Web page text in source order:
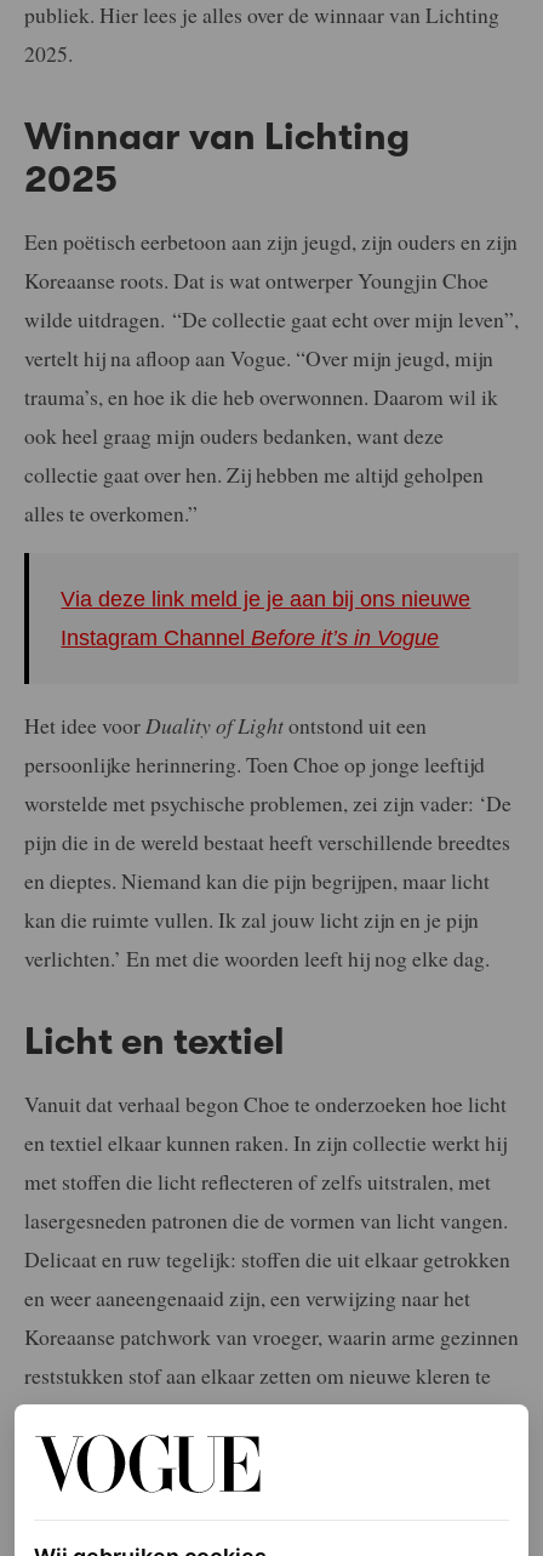
publiek. Hier lees je alles over de winnaar van Lichting
2025.
Winnaar van Lichting
2025
Een poëtisch eerbetoon aan zijn jeugd, zijn ouders en zijn
Koreaanse roots. Dat is wat ontwerper Youngjin Choe
wilde uitdragen. “De collectie gaat echt over mijn leven”,
vertelt hij na afloop aan Vogue. “Over mijn jeugd, mijn
trauma’s, en hoe ik die heb overwonnen. Daarom wil ik
ook heel graag mijn ouders bedanken, want deze
collectie gaat over hen. Zij hebben me altijd geholpen
alles te overkomen.”
Via deze link meld je je aan bij ons nieuwe
Instagram ChannelBefore it’s in Vogue
Het idee voorDuality of Lightontstond uit een
persoonlijke herinnering. Toen Choe op jonge leeftijd
worstelde met psychische problemen, zei zijn vader: ‘De
pijn die in de wereld bestaat heeft verschillende breedtes
en dieptes. Niemand kan die pijn begrijpen, maar licht
kan die ruimte vullen. Ik zal jouw licht zijn en je pijn
verlichten.’ En met die woorden leeft hij nog elke dag.
Licht en textiel
Vanuit dat verhaal begon Choe te onderzoeken hoe licht
en textiel elkaar kunnen raken. In zijn collectie werkt hij
met stoffen die licht reflecteren of zelfs uitstralen, met
lasergesneden patronen die de vormen van licht vangen.
Delicaat en ruw tegelijk: stoffen die uit elkaar getrokken
en weer aaneengenaaid zijn, een verwijzing naar het
Koreaanse patchwork van vroeger, waarin arme gezinnen
reststukken stof aan elkaar zetten om nieuwe kleren te
maken.
Gia Bab opent Yume Yume in bloementuin